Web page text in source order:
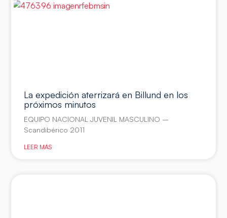
La expedición aterrizará en Billund en los
próximos minutos
EQUIPO NACIONAL JUVENIL MASCULINO –
Scandibérico 2011
LEER MÁS